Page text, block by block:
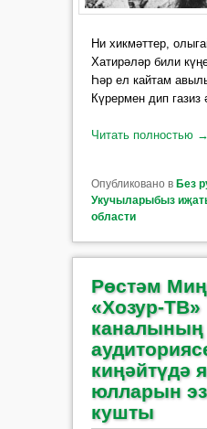
Ни хикмәттер,
Хатирәләр били
Һәр ел кайтам
Күрермен дип газиз
Читать полностью →
Опубликовано в Без
Укучыларыбыз
области
Рөстәм
«Хозур-ТВ»
каналының
киңәйтүдә
юлларын
кушты